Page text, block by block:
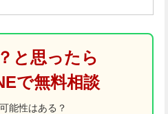
と思ったら
で無料相談
能性はある？